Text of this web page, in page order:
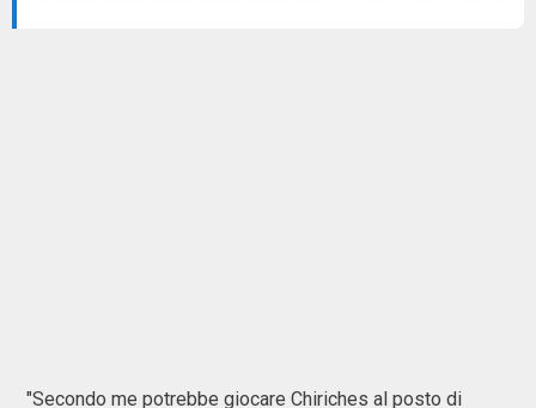
"Secondo me potrebbe giocare Chiriches al posto di